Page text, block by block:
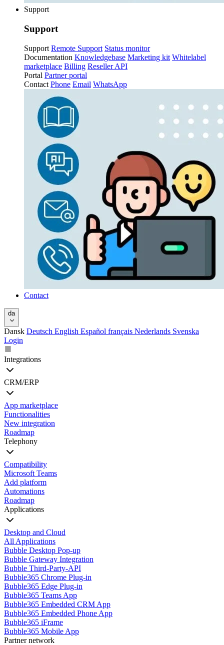
Support
Support
Support Remote Support Status monitor
Documentation Knowledgebase Marketing kit Whitelabel
marketplace Billing Reseller API
Portal Partner portal
Contact Phone Email WhatsApp
Contact
da
Dansk Deutsch English Español français Nederlands Svenska
Login
Integrations
CRM/ERP
App marketplace
Functionalities
New integration
Roadmap
Telephony
Compatibility
Microsoft Teams
Add platform
Automations
Roadmap
Applications
Desktop and Cloud
All Applications
Bubble Desktop Pop-up
Bubble Gateway Integration
Bubble Third-Party-API
Bubble365 Chrome Plug-in
Bubble365 Edge Plug-in
Bubble365 Teams App
Bubble365 Embedded CRM App
Bubble365 Embedded Phone App
Bubble365 iFrame
Bubble365 Mobile App
Partner network